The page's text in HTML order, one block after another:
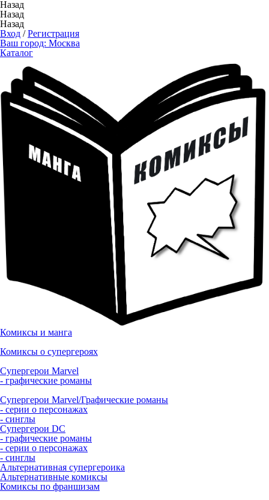
Назад
Назад
Назад
Вход /Регистрация
Ваш город: Москва
Каталог
Комиксы и манга
Комиксы о супергероях
Супергерои Marvel
- графические романы
Супергерои Marvel/Графические романы
- серии о персонажах
- синглы
Супергерои DC
- графические романы
- серии о персонажах
- синглы
Альтернативная супергероика
Альтернативные комиксы
Комиксы по франшизам